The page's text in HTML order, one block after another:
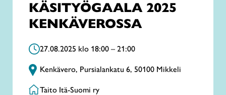
KÄSITYÖGAALA 2025
KENKÄVEROSSA
27.08.2025 klo 18:00 – 21:00
Kenkävero, Pursialankatu 6, 50100 Mikkeli
Taito Itä-Suomi ry